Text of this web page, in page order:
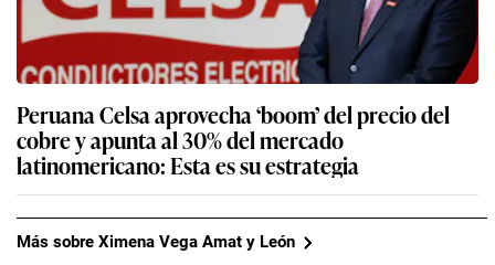
Peruana Celsa aprovecha ‘boom’ del precio del
cobre y apunta al 30% del mercado
latinomericano: Esta es su estrategia
Más sobre Ximena Vega Amat y León